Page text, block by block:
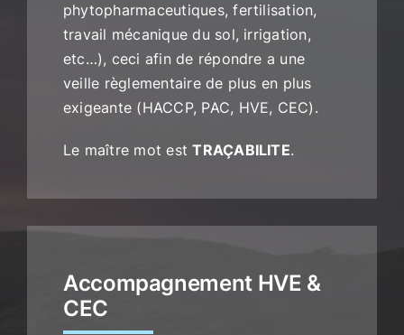
phytopharmaceutiques, fertilisation,
travail mécanique du sol, irrigation,
etc…), ceci afin de répondre a une
veille règlementaire de plus en plus
exigeante (HACCP, PAC, HVE, CEC).
Le maître mot estTRAÇABILITE.
Accompagnement HVE &
CEC